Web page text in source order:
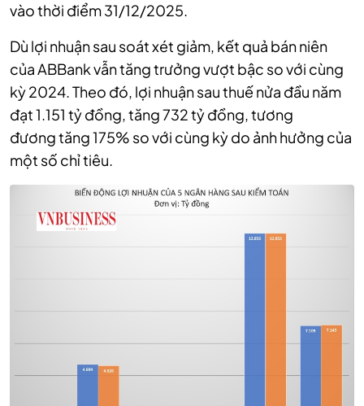
vào thời điểm 31/12/2025.
Dù lợi nhuận sau soát xét giảm, kết quả bán niên
của ABBank vẫn tăng trưởng vượt bậc so với cùng
kỳ 2024. Theo đó, lợi nhuận sau thuế nửa đầu năm
đạt 1.151 tỷ đồng, tăng 732 tỷ đồng, tương
đương tăng 175% so với cùng kỳ do ảnh hưởng của
một số chỉ tiêu.